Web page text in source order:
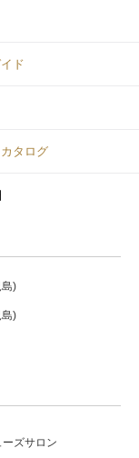
ド
タログ
島)
島)
ズサロン